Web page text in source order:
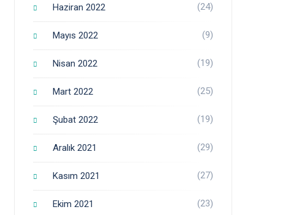
Haziran 2022 (24)
Mayıs 2022 (9)
Nisan 2022 (19)
Mart 2022 (25)
Şubat 2022 (19)
Aralık 2021 (29)
Kasım 2021 (27)
Ekim 2021 (23)